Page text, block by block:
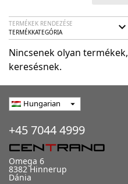
TERMÉKEK RENDEZÉSE
TERMÉKKATEGÓRIA
expand_more
Nincsenek olyan
keresésnek.
Hungarian arrow_drop_down
+45 7044 4999
Omega 6
8382 Hinnerup
Dánia